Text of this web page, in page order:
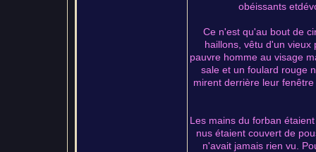
obéissants
Ce n'est qu'au bout de
haillons, vêtu d'un
pauvre homme au visage
sale et un foulard rouge
mirent derrière leur
Les mains du forban
nus étaient couvert de
n'avait jamais rien vu.